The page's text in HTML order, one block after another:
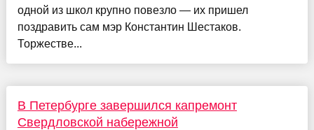
одной из школ крупно повезло — их пришел
поздравить сам мэр Константин Шестаков.
Торжестве...
В Петербурге завершился капремонт
Свердловской набережной